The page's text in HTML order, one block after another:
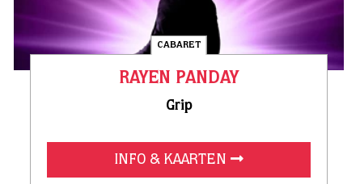
CABARET
RAYEN PANDAY
Grip
INFO & KAARTEN